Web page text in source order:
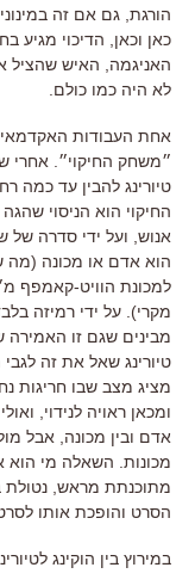
הורגת, גם אם זה
כאן וכאן, הדיכוי
האניגמה, האיש שהציל
לא היה כמו כולם.
אחת העבודות
״משחק החיקוי״. אחרי
טיורינג להבין עד כמה
החיקוי הוא הניסוי
אנוש, ועל ידי סדרה של
הוא אדם או מכונה (מה
למכונת הוויט-קאמפף
מקרי). על ידי רמיזה
מבינים שגם זו האמירה
טיורינג שאל את זה
מציג מצב שבו חריגות
ומכאן ראויה לנידוי,
אדם ובין מכונה, אבל
מכונות. השאלה מי הוא
מתוכנתת מראש, נטולת
הסרט והופכת אותו
במירוץ בין הוקינג